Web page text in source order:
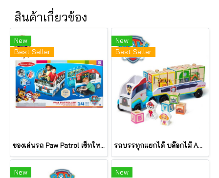
สินค้าเกี่ยวข้อง
New
Best Seller
ของเล่นรถ Paw Patrol เซ็ทใหญ่ Wooden PAW Patroller Activity Center รุ่น 33328 ยี่ห้อ Melissa & Doug
New
Best Seller
รถบรรทุกแยกได้ บล๊อกไม้ ABC Wooden ABC Block Truck รุ่น 33272 ยี่ห้อ Melissa & Doug
New
New